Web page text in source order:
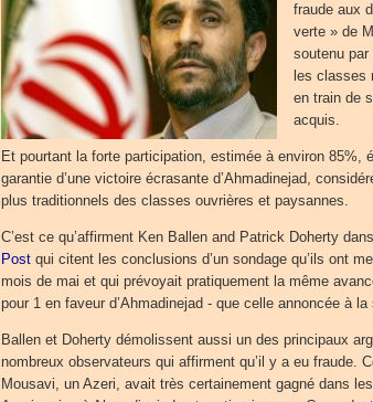
fraude aux
verte » de
soutenu
les classes
en train de
acquis.
Et pourtant la forte participation, estimée à environ 85%,
garantie d’une victoire écrasante d’Ahmadinejad,
plus traditionnels des classes ouvrières et paysannes.
C’est ce qu’affirment Ken Ballen and Patrick Doherty dans
Post qui citent les conclusions d’un sondage qu’ils ont
mois de mai et qui prévoyait pratiquement la même
pour 1 en faveur d’Ahmadinejad - que celle annoncée à
Ballen et Doherty démolissent aussi un des principaux
nombreux observateurs qui affirment qu’il y a eu fraude.
Mousavi, un Azeri, avait très certainement gagné dans